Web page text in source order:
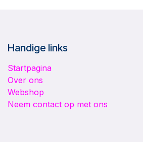
Handige links
Startpagina
Over ons
Webshop
Neem contact op met ons